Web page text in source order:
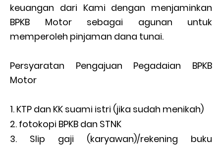
keuangan dari Kami dengan menjaminkan
BPKB Motor sebagai agunan untuk
memperoleh pinjaman dana tunai.
Persyaratan Pengajuan Pegadaian BPKB
Motor
KTP dan KK suami istri (jika sudah menikah)
fotokopi BPKB dan STNK
Slip gaji (karyawan)/rekening buku